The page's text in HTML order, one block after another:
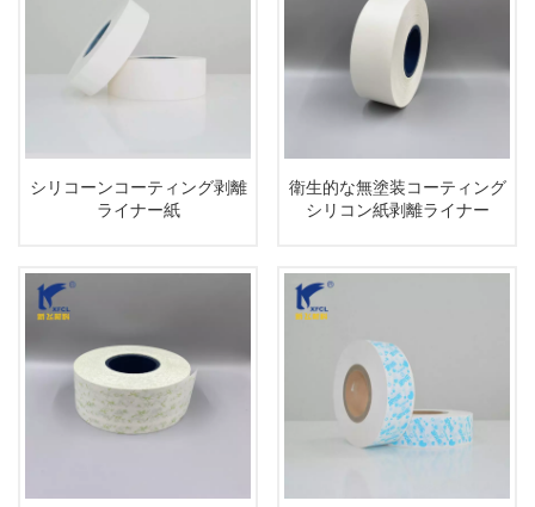
シリコーンコーティング剥離
ライナー紙
衛生的な無塗装コーティング
シリコン紙剥離ライナー